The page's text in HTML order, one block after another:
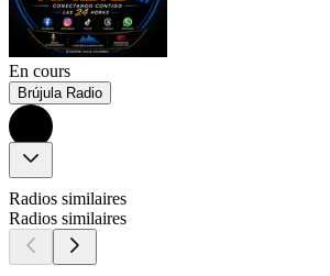
En cours
Brújula Radio
Radios similaires
Radios similaires